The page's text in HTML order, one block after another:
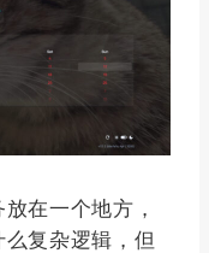
在一个地方，
复杂逻辑，但